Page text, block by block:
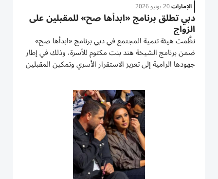
الإمارات20 يونيو 2026
دبي تطلق برنامج «ابدأها صح» للمقبلين على
الزواج
نظَّمت هيئة تنمية المجتمع في دبي برنامج «ابدأها صح»
ضمن برنامج الشيخة هند بنت مكتوم للأسرة، وذلك في إطار
جهودها الرامية إلى تعزيز الاستقرار الأسري وتمكين المقبلين
على الزواج بالمعارف والمهارات اللازمة لبناء حياة زوجية
مستقرة ومستدامة بما ينسجم مع مستهدفات «أجندة دبي...